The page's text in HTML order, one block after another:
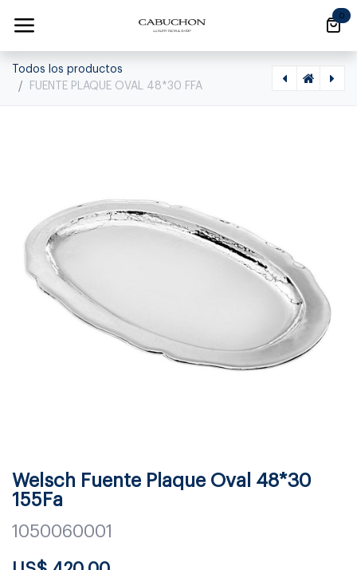
0
Todos los productos
FUENTE PLAQUE OVAL 48*30 FFA
Welsch Fuente Plaque Oval 48*30
155Fa
1050060001